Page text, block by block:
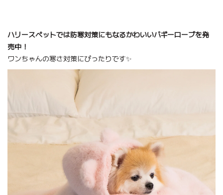
ハリースペットでは防寒対策にもなるかわいいバギーローブを発
売中！
ワンちゃんの寒さ対策にぴったりです✨